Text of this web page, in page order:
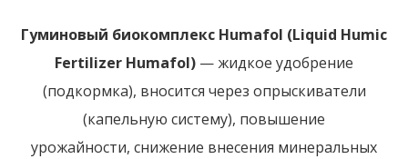
Гуминовый биокомплекс Humafol (Liquid Humic
Fertilizer Humafol) — жидкое удобрение
(подкормка), вносится через опрыскиватели
(капельную систему), повышение
урожайности, снижение внесения минеральных